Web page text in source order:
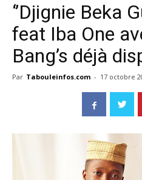
‘’Djignie Beka
feat Iba One
Bang’s déjà
Par Tabouleinfos.com - 17 octobre